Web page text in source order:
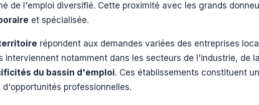
de l'emploi diversifié. Cette proximité avec les grands
et spécialisée.
répondent aux demandes variées des entreprises
interviennent notamment dans les secteurs de l'industrie, de
du bassin d'emploi. Ces établissements constituent
professionnelles.